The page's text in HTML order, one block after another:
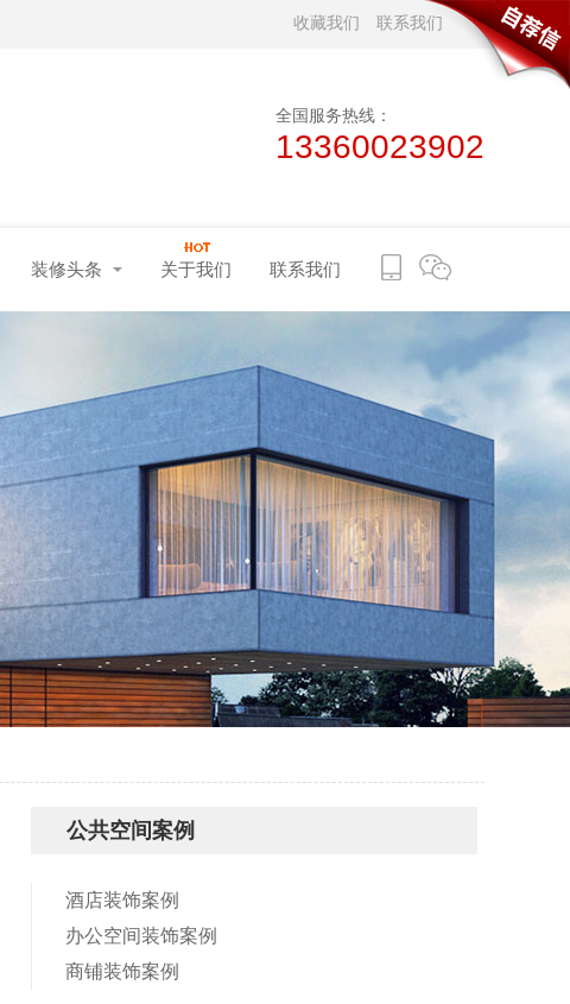
收藏我们 联系我们
全国服务热线：
13360023902
装修头条 关于我们 联系我们
公共空间案例
酒店装饰案例
办公空间装饰案例
商铺装饰案例